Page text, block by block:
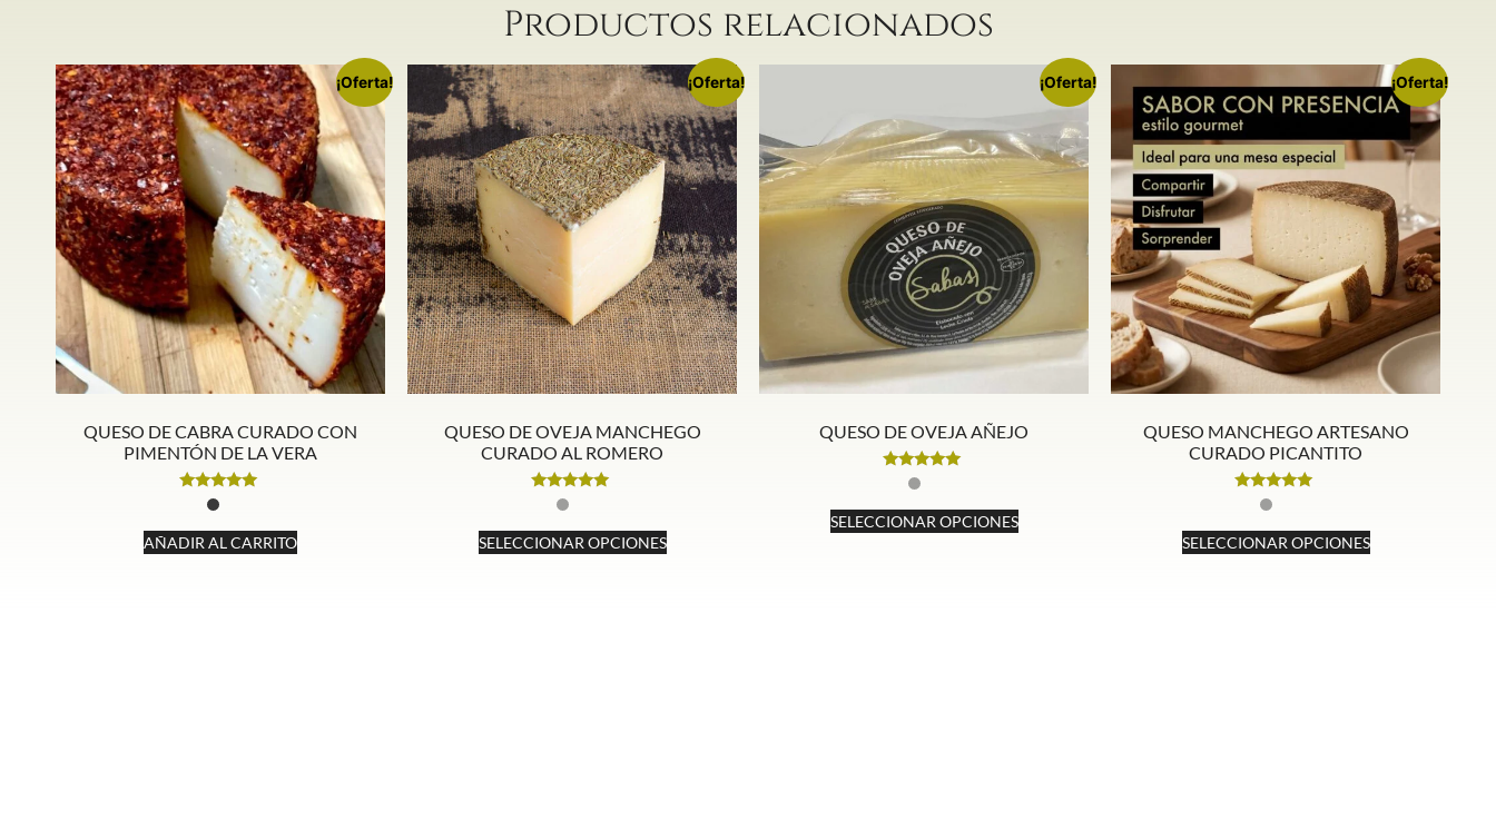
Productos relacionados
¡Oferta!
QUESO DE CABRA CURADO CON
PIMENTÓN DE LA VERA
Valorado
5.00
de 5
AÑADIR AL CARRITO
¡Oferta!
QUESO DE OVEJA MANCHEGO
CURADO AL ROMERO
Valorado
5.00
de 5
SELECCIONAR OPCIONES
¡Oferta!
QUESO DE OVEJA AÑEJO
Valorado
4.84
de 5
SELECCIONAR OPCIONES
¡Oferta!
QUESO MANCHEGO ARTESANO
CURADO PICANTITO
Valorado
4.92
de 5
SELECCIONAR OPCIONES